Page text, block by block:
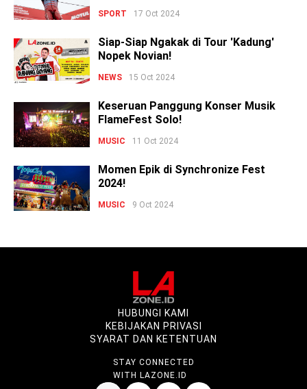
SPORT 17 Oct 2024
Siap-Siap Ngakak di Tour 'Kadung'
Nopek Novian!
NEWS 15 Oct 2024
Keseruan Panggung Konser Musik
FlameFest Solo!
MUSIC 11 Oct 2024
Momen Epik di Synchronize Fest
2024!
MUSIC 9 Oct 2024
HUBUNGI KAMI
KEBIJAKAN PRIVASI
SYARAT DAN KETENTUAN
STAY CONNECTED
WITH LAZONE.ID